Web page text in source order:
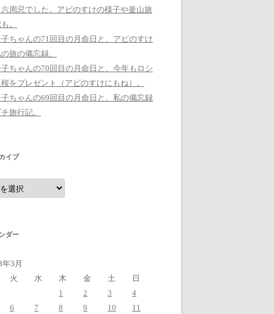
周忌でした。アビのすけの様子や釜山旅
。
ちゃんの71回目の月命日と、アビのすけ
旅の備忘録。
ちゃんの70回目の月命日と、今年もロシ
をプレゼント（アビのすけにもね）。
ちゃんの69回目の月命日と、私の備忘録
旅行記。
イブ
ダー
3月
火
水 木 金 土
日
1
2 3
4
6
7 8 9 10
11